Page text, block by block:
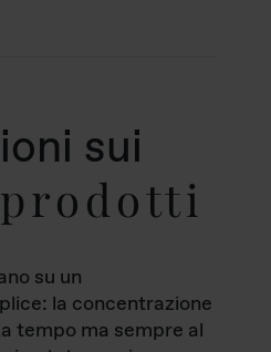
sui
su un
la concentrazione
tempo ma sempre al